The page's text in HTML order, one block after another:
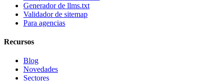
Generador de llms.txt
Validador de sitemap
Para agencias
Recursos
Blog
Novedades
Sectores